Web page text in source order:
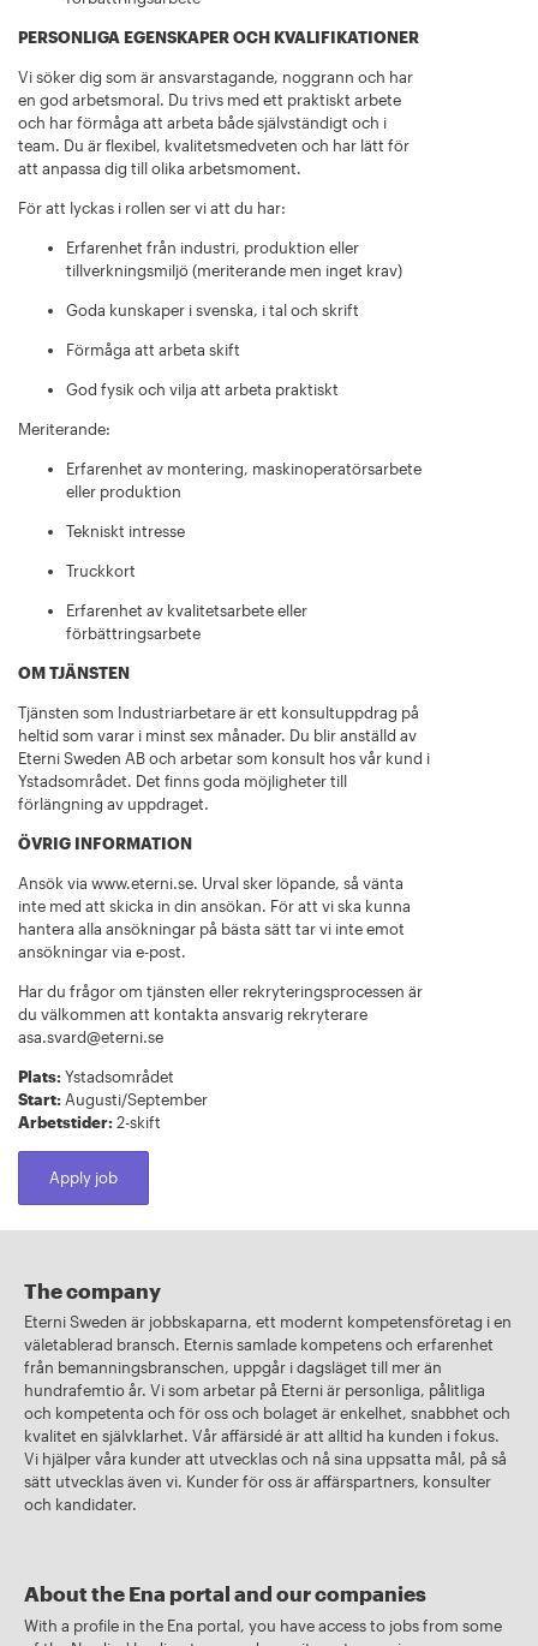
PERSONLIGA EGENSKAPER OCH KVALIFIKATIONER
Vi söker dig som är ansvarstagande, noggrann och har
en god arbetsmoral. Du trivs med ett praktiskt arbete
och har förmåga att arbeta både självständigt och i
team. Du är flexibel, kvalitetsmedveten och har lätt för
att anpassa dig till olika arbetsmoment.
För att lyckas i rollen ser vi att du har:
Erfarenhet från industri, produktion eller
tillverkningsmiljö (meriterande men inget krav)
Goda kunskaper i svenska, i tal och skrift
Förmåga att arbeta skift
God fysik och vilja att arbeta praktiskt
Meriterande:
Erfarenhet av montering, maskinoperatörsarbete
eller produktion
Tekniskt intresse
Truckkort
Erfarenhet av kvalitetsarbete eller
förbättringsarbete
OM TJÄNSTEN
Tjänsten som Industriarbetare är ett konsultuppdrag på
heltid som varar i minst sex månader. Du blir anställd av
Eterni Sweden AB och arbetar som konsult hos vår kund i
Ystadsområdet. Det finns goda möjligheter till
förlängning av uppdraget.
ÖVRIG INFORMATION
Ansök via www.eterni.se. Urval sker löpande, så vänta
inte med att skicka in din ansökan. För att vi ska kunna
hantera alla ansökningar på bästa sätt tar vi inte emot
ansökningar via e-post.
Har du frågor om tjänsten eller rekryteringsprocessen är
du välkommen att kontakta ansvarig rekryterare
asa.svard@eterni.se
Plats:Ystadsområdet
Start: Augusti/September
Arbetstider:2-skift
Apply job
The company
Eterni Sweden är jobbskaparna, ett modernt kompetensföretag i en
väletablerad bransch. Eternis samlade kompetens och erfarenhet
från bemanningsbranschen, uppgår i dagsläget till mer än
hundrafemtio år. Vi som arbetar på Eterni är personliga, pålitliga
och kompetenta och för oss och bolaget är enkelhet, snabbhet och
kvalitet en självklarhet. Vår affärsidé är att alltid ha kunden i fokus.
Vi hjälper våra kunder att utvecklas och nå sina uppsatta mål, på så
sätt utvecklas även vi. Kunder för oss är affärspartners, konsulter
och kandidater.
About the Ena portal and our companies
With a profile in the Ena portal, you have access to jobs from some